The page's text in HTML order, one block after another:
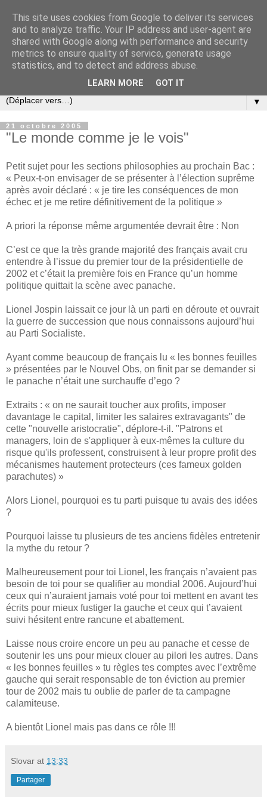
Slovar les Nouvelles
Blog citoyen d'informations, de décryptages et de
commentaires depuis 2005
▼
21 octobre 2005
"Le monde comme je le vois"
Petit sujet pour les sections philosophies au prochain Bac :
« Peux-t-on envisager de se présenter à l’élection suprême
après avoir déclaré : « je tire les conséquences de mon
échec et je me retire définitivement de la politique »
A priori la réponse même argumentée devrait être : Non
C’est ce que la très grande majorité des français avait cru
entendre à l’issue du premier tour de la présidentielle de
2002 et c’était la première fois en France qu’un homme
politique quittait la scène avec panache.
Lionel Jospin laissait ce jour là un parti en déroute et ouvrait
la guerre de succession que nous connaissons aujourd’hui
au Parti Socialiste.
Ayant comme beaucoup de français lu « les bonnes feuilles
» présentées par le Nouvel Obs, on finit par se demander si
le panache n’était une surchauffe d’ego ?
Extraits : « on ne saurait toucher aux profits, imposer
davantage le capital, limiter les salaires extravagants" de
cette "nouvelle aristocratie", déplore-t-il. "Patrons et
managers, loin de s'appliquer à eux-mêmes la culture du
risque qu'ils professent, construisent à leur propre profit des
mécanismes hautement protecteurs (ces fameux golden
parachutes) »
Alors Lionel, pourquoi es tu parti puisque tu avais des idées
?
Pourquoi laisse tu plusieurs de tes anciens fidèles entretenir
la mythe du retour ?
Malheureusement pour toi Lionel, les français n’avaient pas
besoin de toi pour se qualifier au mondial 2006. Aujourd’hui
ceux qui n’auraient jamais voté pour toi mettent en avant tes
écrits pour mieux fustiger la gauche et ceux qui t’avaient
suivi hésitent entre rancune et abattement.
Laisse nous croire encore un peu au panache et cesse de
soutenir les uns pour mieux clouer au pilori les autres. Dans
« les bonnes feuilles » tu règles tes comptes avec l’extrême
gauche qui serait responsable de ton éviction au premier
tour de 2002 mais tu oublie de parler de ta campagne
calamiteuse.
A bientôt Lionel mais pas dans ce rôle !!!
Slovar at 13:33
Partager
This site uses cookies from Google to deliver its services
and to analyze traffic. Your IP address and user-agent are
shared with Google along with performance and security
metrics to ensure quality of service, generate usage
statistics, and to detect and address abuse.
LEARN MORE GOT IT